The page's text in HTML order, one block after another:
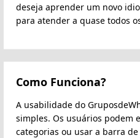
deseja aprender um novo
para atender a quase todos
Como Funciona?
A usabilidade do
simples. Os usuários podem
categorias ou usar a barra